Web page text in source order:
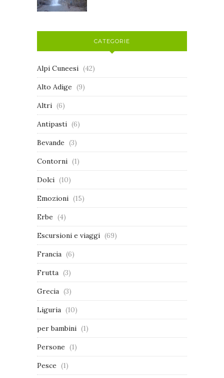
CATEGORIE
Alpi Cuneesi (42)
Alto Adige (9)
Altri (6)
Antipasti (6)
Bevande (3)
Contorni (1)
Dolci (10)
Emozioni (15)
Erbe (4)
Escursioni e viaggi (69)
Francia (6)
Frutta (3)
Grecia (3)
Liguria (10)
per bambini (1)
Persone (1)
Pesce (1)